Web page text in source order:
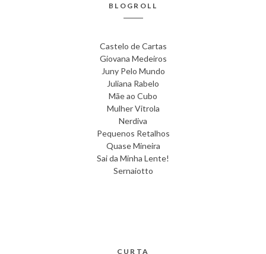
BLOGROLL
Castelo de Cartas
Giovana Medeiros
Juny Pelo Mundo
Juliana Rabelo
Mãe ao Cubo
Mulher Vitrola
Nerdiva
Pequenos Retalhos
Quase Mineira
Sai da Minha Lente!
Sernaiotto
CURTA